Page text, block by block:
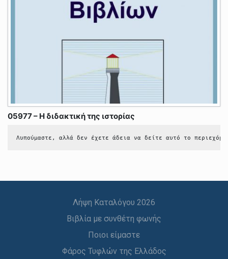
05977 – Η διδακτική της ιστορίας
Λυπούμαστε, αλλά δεν έχετε άδεια να δείτε αυτό το
Λήψη Καταλόγου 2026
Βιβλία με συνθέτη φωνής
Ποιοι είμαστε
Φάρος Τυφλών της Ελλάδος